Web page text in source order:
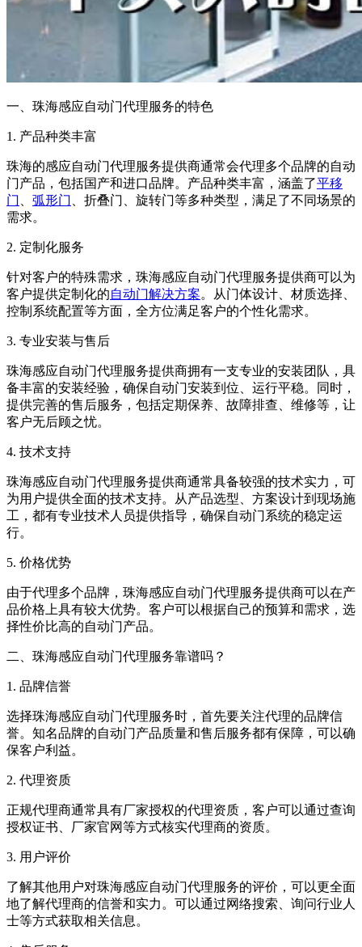
一、珠海感应自动门代理服务的特色
1. 产品种类丰富
珠海的感应自动门代理服务提供商通常会代理多个品牌的自动
门产品，包括国产和进口品牌。产品种类丰富，涵盖了平移
门
弧形门
、折叠门、旋转门等多种类型，满足了不同场景的
需求。
2. 定制化服务
针对客户的特殊需求，珠海感应自动门代理服务提供商可以为
客户提供定制化的自动门解决方案。从门体设计、材质选择、
控制系统配置等方面，全方位满足客户的个性化需求。
3. 专业安装与售后
珠海感应自动门代理服务提供商拥有一支专业的安装团队，具
备丰富的安装经验，确保自动门安装到位、运行平稳。同时，
提供完善的售后服务，包括定期保养、故障排查、维修等，让
客户无后顾之忧。
4. 技术支持
珠海感应自动门代理服务提供商通常具备较强的技术实力，可
为用户提供全面的技术支持。从产品选型、方案设计到现场施
工，都有专业技术人员提供指导，确保自动门系统的稳定运
行。
5. 价格优势
由于代理多个品牌，珠海感应自动门代理服务提供商可以在产
品价格上具有较大优势。客户可以根据自己的预算和需求，选
择性价比高的自动门产品。
二、珠海感应自动门代理服务靠谱吗？
1. 品牌信誉
选择珠海感应自动门代理服务时，首先要关注代理的品牌信
誉。知名品牌的自动门产品质量和售后服务都有保障，可以确
保客户利益。
2. 代理资质
正规代理商通常具有厂家授权的代理资质，客户可以通过查询
授权证书、厂家官网等方式核实代理商的资质。
3. 用户评价
了解其他用户对珠海感应自动门代理服务的评价，可以更全面
地了解代理商的信誉和实力。可以通过网络搜索、询问行业人
士等方式获取相关信息。